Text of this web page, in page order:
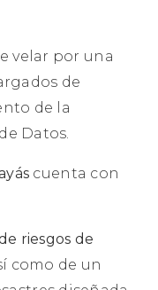
velar por una
de
de la
Datos.
cuenta con
riesgos de
como de un